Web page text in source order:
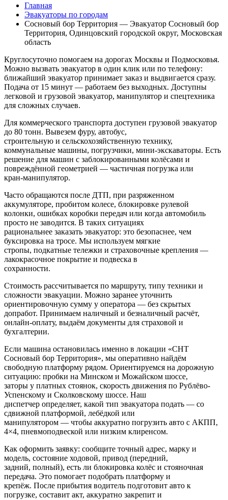
Главная
Эвакуаторы по городам
Сосновый бор Территория — Эвакуатор Сосновый бор
Территория, Одинцовский городской округ, Московская
область
Круглосуточно помогаем на дорогах Москвы и Подмосковья.
Можно вызвать эвакуатор в один клик или по телефону:
ближайший эвакуатор принимает заказ и выдвигается сразу.
Подача от 15 минут — работаем без выходных. Доступны
легковой и грузовой эвакуатор, манипулятор и спецтехника
для сложных случаев.
Для коммерческого транспорта доступен грузовой эвакуатор
до 80 тонн. Вывезем фуру, автобус,
строительную и сельскохозяйственную технику,
коммунальные машины, погрузчики, мини-экскаваторы. Есть
решение для машин с заблокированными колёсами и
повреждённой геометрией — частичная погрузка или
кран-манипулятор.
Часто обращаются после ДТП, при разряженном
аккумуляторе, пробитом колесе, блокировке рулевой
колонки, ошибках коробки передач или когда автомобиль
просто не заводится. В таких ситуациях
рациональнее заказать эвакуатор: это безопаснее, чем
буксировка на тросе. Мы используем мягкие
стропы, подкатные тележки и страховочные крепления —
лакокрасочное покрытие и подвеска в
сохранности.
Стоимость рассчитывается по маршруту, типу техники и
сложности эвакуации. Можно заранее уточнить
ориентировочную сумму у оператора — без скрытых
допработ. Принимаем наличный и безналичный расчёт,
онлайн-оплату, выдаём документы для страховой и
бухгалтерии.
Если машина остановилась именно в локации «СНТ
Сосновый бор Территория», мы оперативно найдём
свободную платформу рядом. Ориентируемся на дорожную
ситуацию: пробки на Минском и Можайском шоссе,
заторы у платных стоянок, скорость движения по Рублёво-
Успенскому и Сколковскому шоссе. Наш
диспетчер определяет, какой тип эвакуатора подать — со
сдвижной платформой, лебёдкой или
манипулятором — чтобы аккуратно погрузить авто с АКПП,
4×4, пневмоподвеской или низким клиренсом.
Как оформить заявку: сообщите точный адрес, марку и
модель, состояние ходовой, привод (передний,
задний, полный), есть ли блокировка колёс и стояночная
передача. Это помогает подобрать платформу и
крепёж. После прибытия водитель подготовит авто к
погрузке, составит акт, аккуратно закрепит и